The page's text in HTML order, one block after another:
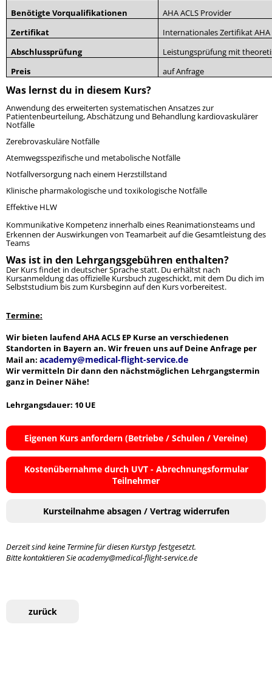
Benötigte Vorqualifikationen
AHA ACLS Provider
Zertifikat
Internationales Zertifikat AHA
Abschlussprüfung
Leistungsprüfung mit
Preis
auf Anfrage
Was lernst du in diesem Kurs?
Anwendung des erweiterten systematischen Ansatzes zur
Patientenbeurteilung, Abschätzung und Behandlung kardiovaskulärer
Notfälle
Zerebrovaskuläre Notfälle
Atemwegsspezifische und metabolische Notfälle
Notfallversorgung nach einem Herzstillstand
Klinische pharmakologische und toxikologische Notfälle
Effektive HLW
Kommunikative Kompetenz innerhalb eines Reanimationsteams und
Erkennen der Auswirkungen von Teamarbeit auf die Gesamtleistung des
Teams
Was ist in den Lehrgangsgebühren enthalten?
Der Kurs findet in deutscher Sprache statt. Du erhältst nach
Kursanmeldung dasoffizielle Kursbuch zugeschickt, mit dem Du dich im
Selbststudium bis zum Kursbeginn auf den Kurs vorbereitest.
Termine:
Wir bieten laufend AHA ACLS EP Kurse an verschiedenen
Standorten in Bayern an. Wir freuen uns auf Deine Anfrage per
Mail an: academy@medical-flight-service.de
Wir vermitteln Dir dann den nächstmöglichen Lehrgangstermin
ganz in Deiner Nähe!
Lehrgangsdauer: 10 UE
Eigenen Kurs anfordern (Betriebe / Schulen / Vereine)
Kostenübernahme durch UVT - Abrechnungsformular
Teilnehmer
Kursteilnahme absagen / Vertrag widerrufen
Derzeit sind keine Termine für diesen Kurstyp festgesetzt.
Bitte kontaktieren Sie academy@medical-flight-service.de
zurück